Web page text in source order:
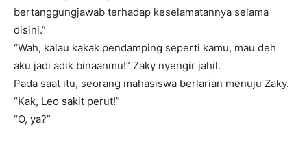
bertanggungjawab terhadap keselamatannya selama
disini.”
“Wah, kalau kakak pendamping seperti kamu, mau deh
aku jadi adik binaanmu!” Zaky nyengir jahil.
Pada saat itu, seorang mahasiswa berlarian menuju Zaky.
“Kak, Leo sakit perut!”
“O, ya?”